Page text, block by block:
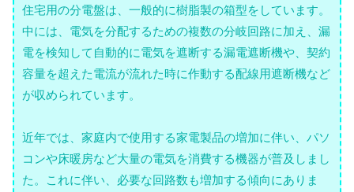
住宅用の分電盤は、一般的に樹脂製の箱型をしています。
中には、電気を分配するための複数の分岐回路に加え、漏
電を検知して自動的に電気を遮断する漏電遮断機や、契約
容量を超えた電流が流れた時に作動する配線用遮断機など
が収められています。
近年では、家庭内で使用する家電製品の増加に伴い、パソ
コンや床暖房など大量の電気を消費する機器が普及しまし
た。これに伴い、必要な回路数も増加する傾向にありま